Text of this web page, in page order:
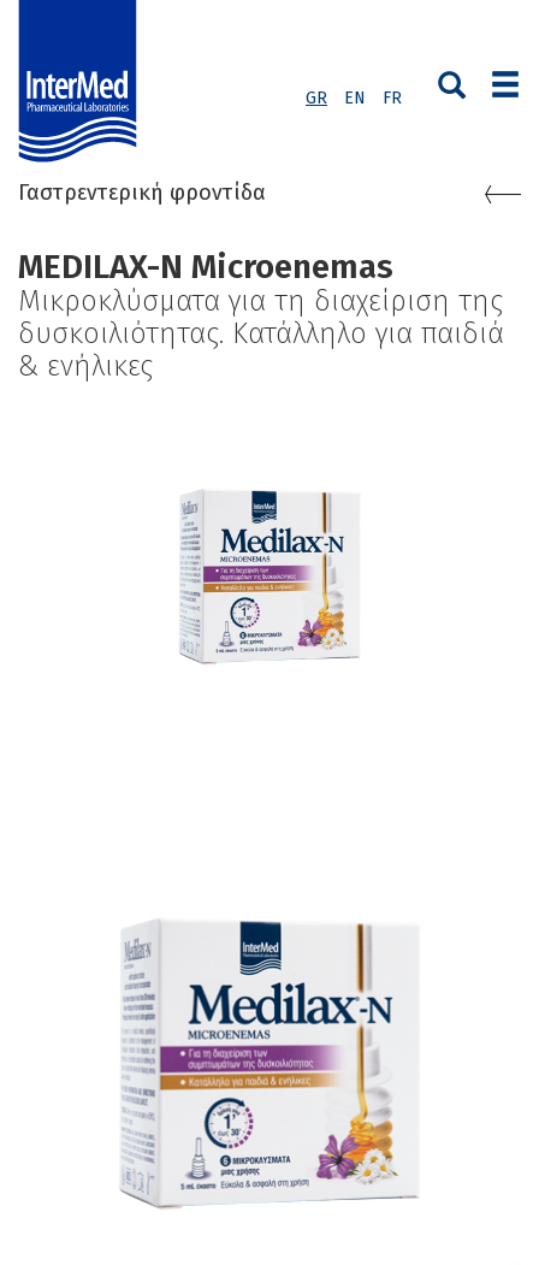
GR EN FR
Γαστρεντερική φροντίδα
MEDILAX-N Microenemas
Μικροκλύσματα για τη διαχείριση της
δυσκοιλιότητας. Κατάλληλο για παιδιά
& ενήλικες